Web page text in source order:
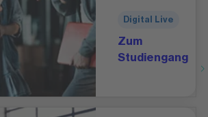
Digital Live
Zum
Studiengang